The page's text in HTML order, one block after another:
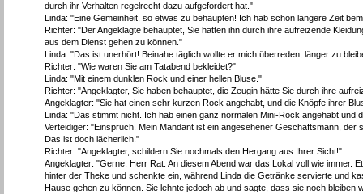
durch ihr Verhalten regelrecht dazu aufgefordert hat."
Linda: "Eine Gemeinheit, so etwas zu behaupten! Ich hab schon längere Zeit
Richter: "Der Angeklagte behauptet, Sie hätten ihn durch ihre aufreizende
aus dem Dienst gehen zu können."
Linda: "Das ist unerhört! Beinahe täglich wollte er mich überreden, länger zu
Richter: "Wie waren Sie am Tatabend bekleidet?"
Linda: "Mit einem dunklen Rock und einer hellen Bluse."
Richter: "Angeklagter, Sie haben behauptet, die Zeugin hätte Sie durch ihre
Angeklagter: "Sie hat einen sehr kurzen Rock angehabt, und die Knöpfe ihrer
Linda: "Das stimmt nicht. Ich hab einen ganz normalen Mini-Rock angehabt
Verteidiger: "Einspruch. Mein Mandant ist ein angesehener Geschäftsmann,
Das ist doch lächerlich."
Richter: "Angeklagter, schildern Sie nochmals den Hergang aus Ihrer Sicht!"
Angeklagter: "Gerne, Herr Rat. An diesem Abend war das Lokal voll wie
hinter der Theke und schenkte ein, während Linda die Getränke servierte und
Hause gehen zu können. Sie lehnte jedoch ab und sagte, dass sie noch